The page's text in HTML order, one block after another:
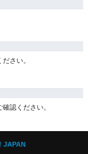
さい。
確認ください。
JAPAN